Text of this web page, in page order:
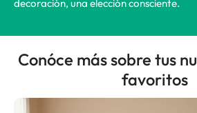
decoración, una elección consciente.
Conóce más sobre tus
favoritos